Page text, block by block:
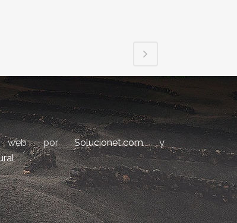
web porSolucionet.comy